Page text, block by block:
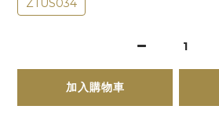
ZTUS034
加入購物車